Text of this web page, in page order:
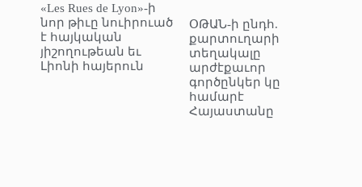
«Les Rues de Lyon»-ի
նոր թիւը նուիրուած
է հայկական
յիշողութեան եւ
Լիոնի հայերուն
ՕԹԱՆ-ի ընդհ.
քարտուղարի
տեղակալը
արժէքաւոր
գործընկեր կը
համարէ
Հայաստանը